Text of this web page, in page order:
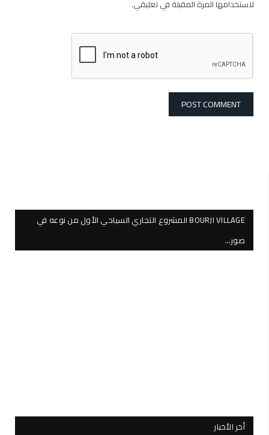
لاستخدامها المرة المقبلة في تعليقي.
BOURJI VILLAGE المشروع التجاري السياحي الأول من نوعه في
صور…
أخر الأخبار